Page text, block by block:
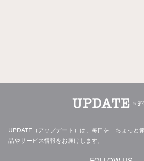
UPDATE（アップデート）は、毎日を「ちょっと
品やサービス情報をお届けします。